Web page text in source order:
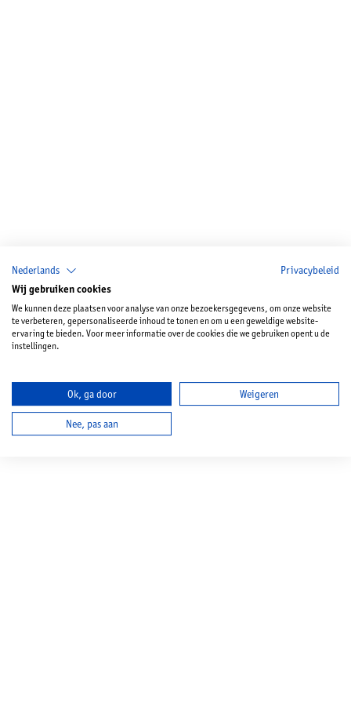
Nederlands Privacybeleid
Wij gebruiken cookies
We kunnen deze plaatsen voor analyse van onze bezoekersgegevens, om onze website
te verbeteren, gepersonaliseerde inhoud te tonen en om u een geweldige website-
ervaring te bieden. Voor meer informatie over de cookies die we gebruiken opent u de
instellingen.
Ok, ga door Weigeren
Nee, pas aan